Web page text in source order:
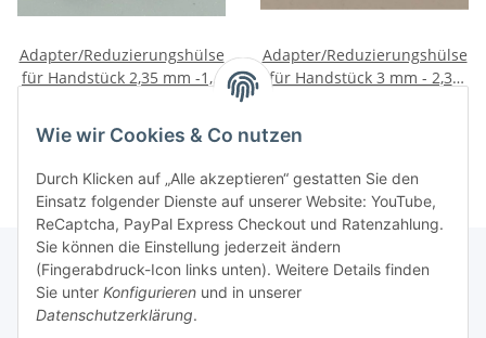
Adapter/Reduzierungshülse
für Handstück 2,35 mm -1,6
Adapter/Reduzierungshülse
für Handstück 3 mm - 2,35
Rechtliche Hinweise
Wie wir Cookies & Co nutzen
Durch Klicken auf „Alle akzeptieren“ gestatten Sie den
Einsatz folgender Dienste auf unserer Website: YouTube,
ReCaptcha, PayPal Express Checkout und Ratenzahlung.
Sie können die Einstellung jederzeit ändern
(Fingerabdruck-Icon links unten). Weitere Details finden
Sie unter Konfigurieren und in unserer
Datenschutzerklärung.